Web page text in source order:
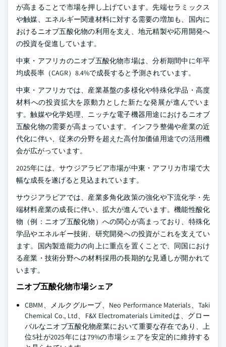
が高まることで市場を押し上げています。先端セラミックス
や触媒、エネルギー関連材料に対する需要の増加も、国内に
おけるニオブ五酸化物の利用を支え、地元精製や応用開発へ
の投資を促進しています。
中東・アフリカのニオブ五酸化物市場は、分析期間中に年平
均成長率（CAGR）8.4%で成長すると予測されています。
中東・アフリカでは、産業基盤の多様化や特殊化学品・高度
材料への投資拡大を原動力とした新たな発展が進んでいま
す。触媒や化学処理、ニッチな電子機器用途におけるニオブ
五酸化物の需要が高まっています。インフラ整備や産業の近
代化に伴い、従来の分野を超えた高付加価値用途での活用機
会が広がっています。
2025年には、サウジアラビア市場が中東・アフリカ市場で大
幅な成長を遂げると見込まれています。
サウジアラビアでは、産業多角化政策の強化や下流化学・先
端材料産業の成長に伴い、拡大が進んでいます。機能性酸化
物（例：ニオブ五酸化物）への関心が高まっており、特殊化
学品やエネルギー技術、研究開発への投資がこれを支えてい
ます。国内製造能力の向上に重点を置くことで、同国におけ
る産業・技術分野への材料採用の長期的な見通しが開かれて
います。
ニオブ五酸化物市場シェア
CBMM、メルクグループ、Neo Performance Materials、Taki
Chemical Co., Ltd、F&X Electromaterials Limitedは、グロー
バルなニオブ五酸化物産業において重要な存在であり、上
位5社が2025年には79%の市場シェアを安定的に維持する